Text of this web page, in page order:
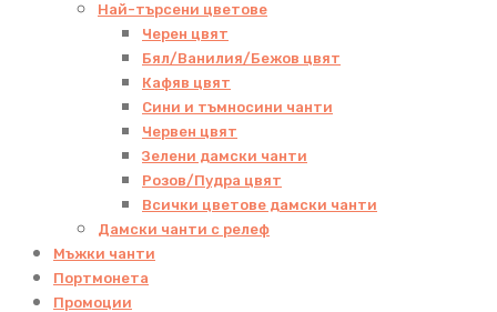
Най-търсени цветове
Черен цвят
Бял/Ванилия/Бежов цвят
Кафяв цвят
Сини и тъмносини чанти
Червен цвят
Зелени дамски чанти
Розов/Пудра цвят
Всички цветове дамски чанти
Дамски чанти с релеф
Мъжки чанти
Портмонета
Промоции